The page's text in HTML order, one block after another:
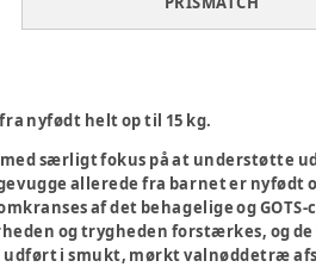
nyfødt helt op til 15 kg.
særligt fokus på at understøtte
allerede fra barnet er nyfødt
af det behagelige og
og trygheden forstærkes, og
i smukt, mørkt valnøddetræ